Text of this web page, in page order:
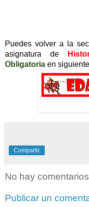
Puedes volver a la
asignatura de
Obligatoria en
Compartir
No hay
Publicar un